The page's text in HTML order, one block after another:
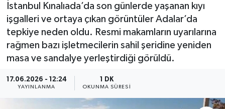
İstanbul Kınalıada’da son günlerde yaşanan kıyı
işgalleri ve ortaya çıkan görüntüler Adalar’da
tepkiye neden oldu. Resmi makamların uyarılarına
rağmen bazı işletmecilerin sahil şeridine yeniden
masa ve sandalye yerleştirdiği görüldü.
17.06.2026 - 12:24
YAYINLANMA
1 DK
OKUNMA SÜRESI
MAGAZİN
KÜLTÜR SANAT
SAĞLIK
BİLİM VE TEKNOLOJİ
Son Dakika Haberleri
Haber Arşivi